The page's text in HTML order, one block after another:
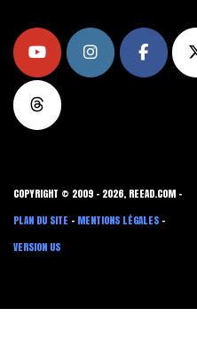
COPYRIGHT © 2009 - 2026, REEAD.COM -
PLAN DU SITE - MENTIONS LÉGALES -
VERSION US